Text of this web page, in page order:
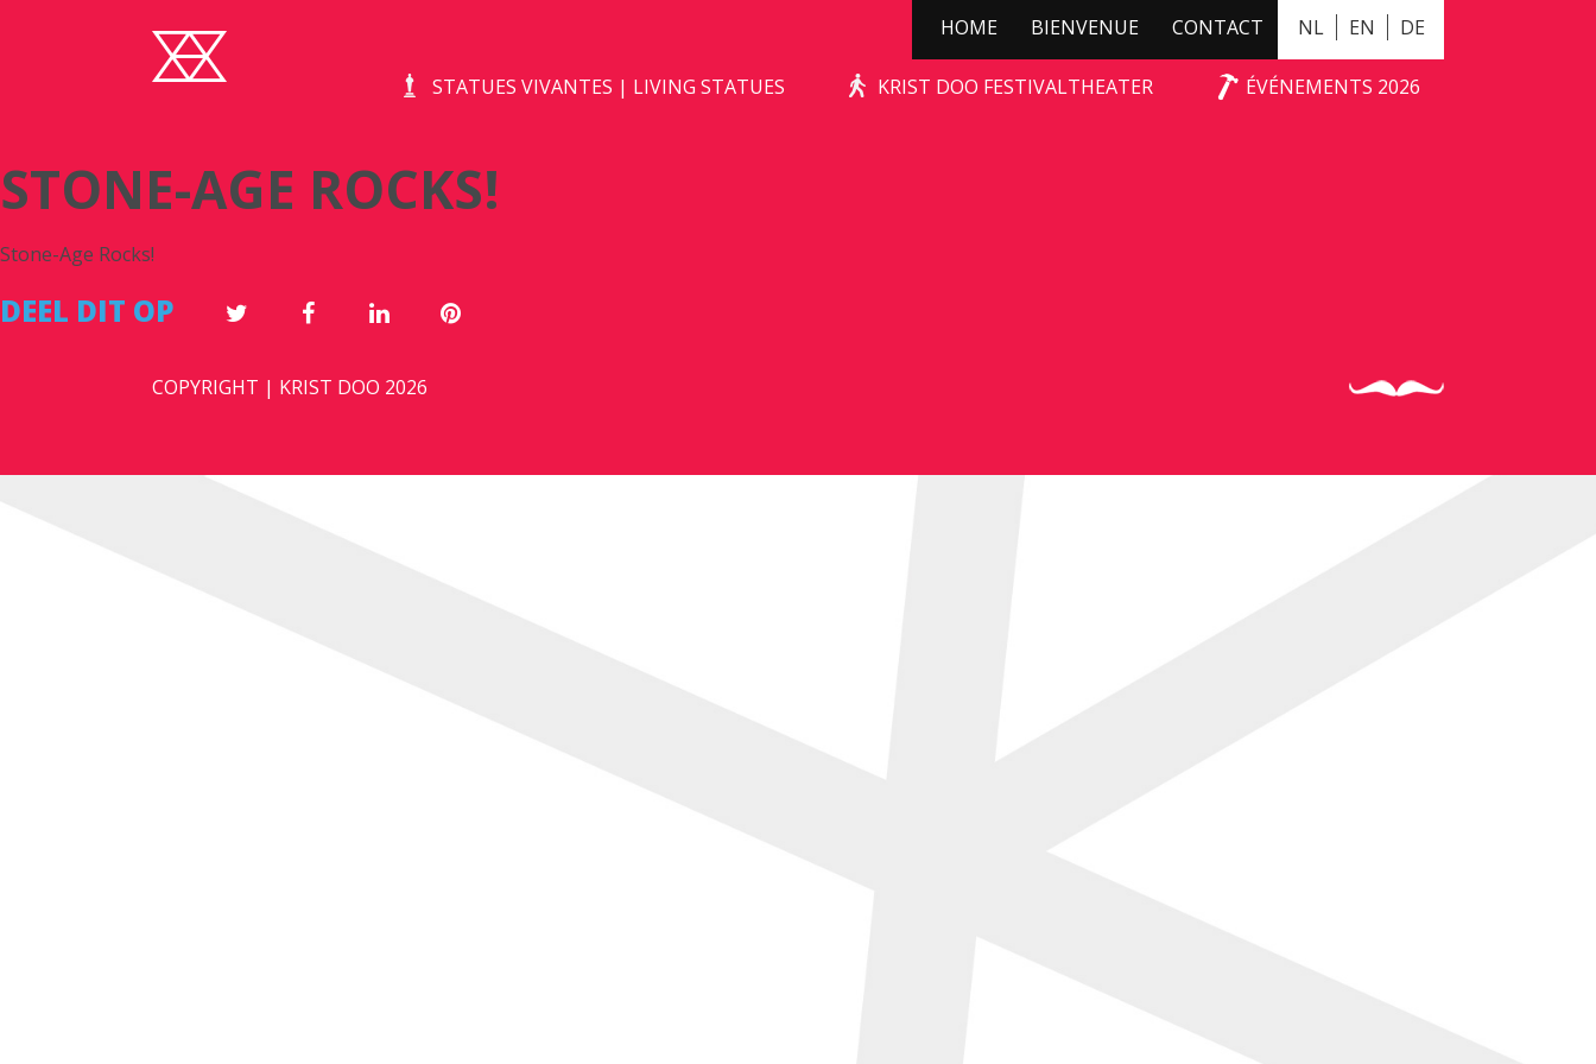
NL EN DE
HOME BIENVENUE CONTACT
STATUES VIVANTES | LIVING STATUES KRIST DOO FESTIVALTHEATER ÉVÉNEMENTS 2026
STONE-AGE ROCKS!
STONE-AGE ROCKS!
Stone-Age Rocks!
DEEL DIT OP
COPYRIGHT | KRIST DOO 2026